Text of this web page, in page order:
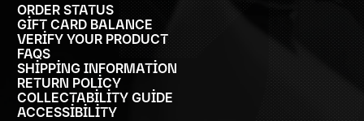
ORDER STATUS
GIFT CARD BALANCE
VERIFY YOUR PRODUCT
FAQS
SHIPPING INFORMATION
RETURN POLICY
COLLECTABILITY GUIDE
ACCESSIBILITY